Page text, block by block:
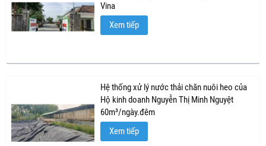
Vina
Xem tiếp
Hệ thống xử lý nước thải chăn nuôi heo của
Hộ kinh doanh Nguyễn Thị Minh Nguyệt
60m³/ngày.đêm
Xem tiếp